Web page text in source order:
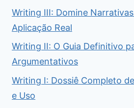
Writing III: Domine
Aplicação Real
Writing II: O Guia Definitivo
Argumentativos
Writing I: Dossiê Completo
e Uso